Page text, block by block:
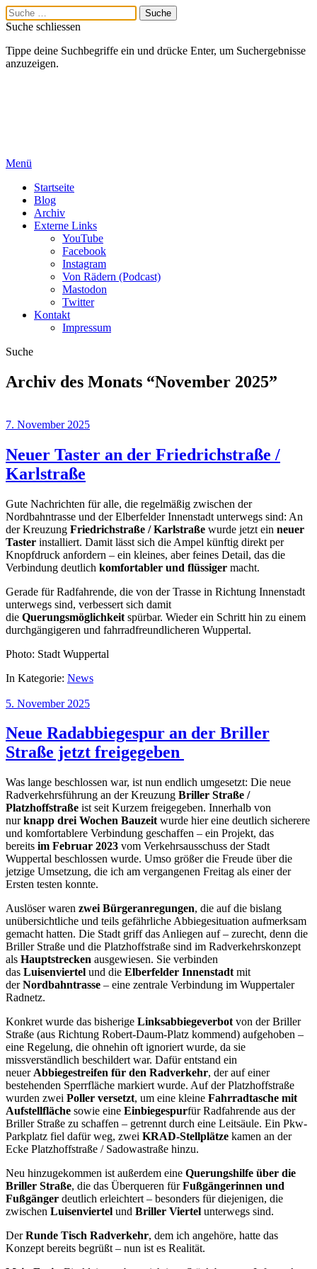
Suche schliessen
Tippe deine Suchbegriffe ein und drücke Enter, um Suchergebnisse
anzuzeigen.
Menü
Startseite
Blog
Archiv
Externe Links
YouTube
Facebook
Instagram
Von Rädern (Podcast)
Mastodon
Twitter
Kontakt
Impressum
Suche
Archiv des Monats “November 2025”
7. November 2025
Neuer Taster an der Friedrichstraße /
Karlstraße
Gute Nachrichten für alle, die regelmäßig zwischen der
Nordbahntrasse und der Elberfelder Innenstadt unterwegs sind: An
der Kreuzung Friedrichstraße / Karlstraße wurde jetzt ein neuer
Taster installiert. Damit lässt sich die Ampel künftig direkt per
Knopfdruck anfordern – ein kleines, aber feines Detail, das die
Verbindung deutlich komfortabler und flüssiger macht.
Gerade für Radfahrende, die von der Trasse in Richtung Innenstadt
unterwegs sind, verbessert sich damit
die Querungsmöglichkeit spürbar. Wieder ein Schritt hin zu einem
durchgängigeren und fahrradfreundlicheren Wuppertal.
Photo: Stadt Wuppertal
In Kategorie: News
5. November 2025
Neue Radabbiegespur an der Briller
Straße jetzt freigegeben
Was lange beschlossen war, ist nun endlich umgesetzt: Die neue
Radverkehrsführung an der Kreuzung Briller Straße /
Platzhoffstraße ist seit Kurzem freigegeben. Innerhalb von
nurknapp drei Wochen Bauzeit wurde hier eine deutlich sicherere
und komfortablere Verbindung geschaffen – ein Projekt, das
bereits im Februar 2023 vom Verkehrsausschuss der Stadt
Wuppertal beschlossen wurde. Umso größer die Freude über die
jetzige Umsetzung, die ich am vergangenen Freitag als einer der
Ersten testen konnte.
Auslöser waren zwei Bürgeranregungen, die auf die bislang
unübersichtliche und teils gefährliche Abbiegesituation aufmerksam
gemacht hatten. Die Stadt griff das Anliegen auf – zurecht, denn die
Briller Straße und die Platzhoffstraße sind im Radverkehrskonzept
als Hauptstrecken ausgewiesen. Sie verbinden
das Luisenviertel und die Elberfelder Innenstadt mit
derNordbahntrasse – eine zentrale Verbindung im Wuppertaler
Radnetz.
Konkret wurde das bisherige Linksabbiegeverbot von der Briller
Straße (aus Richtung Robert-Daum-Platz kommend) aufgehoben –
eine Regelung, die ohnehin oft ignoriert wurde, da sie
missverständlich beschildert war. Dafür entstand ein
neuer Abbiegestreifen für den Radverkehr, der auf einer
bestehenden Sperrfläche markiert wurde. Auf der Platzhoffstraße
wurden zwei Poller versetzt, um eine kleine Fahrradtasche mit
Aufstellfläche sowie eine Einbiegespurfür Radfahrende aus der
Briller Straße zu schaffen – getrennt durch eine Leitsäule. Ein Pkw-
Parkplatz fiel dafür weg, zwei KRAD-Stellplätze kamen an der
Ecke Platzhoffstraße / Sadowastraße hinzu.
Neu hinzugekommen ist außerdem eine Querungshilfe über die
Briller Straße, die das Überqueren fürFußgängerinnen und
Fußgänger deutlich erleichtert – besonders für diejenigen, die
zwischen Luisenviertel und Briller Viertel unterwegs sind.
DerRunde Tisch Radverkehr, dem ich angehöre, hatte das
Konzept bereits begrüßt – nun ist es Realität.